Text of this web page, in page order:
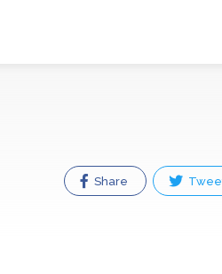
Share